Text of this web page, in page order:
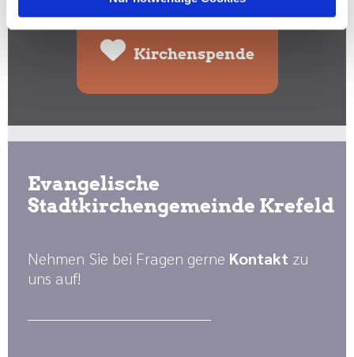
Kirchenspende
Evangelische
Stadtkirchengemeinde Krefeld
Nehmen Sie bei Fragen gerne Kontakt zu
uns auf!